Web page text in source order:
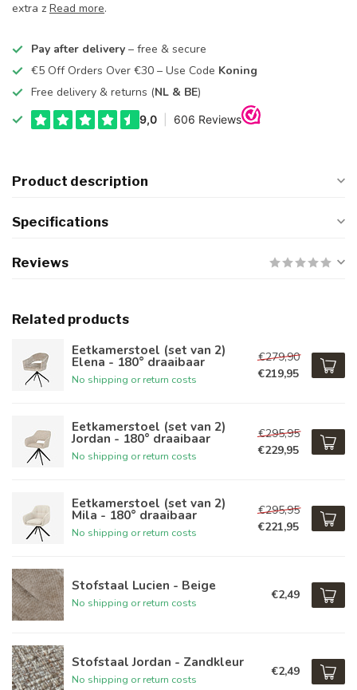
extra z Read more.
Pay after delivery – free & secure
€5 Off Orders Over €30 – Use Code Koning
Free delivery & returns (NL & BE)
Product description
Specifications
Reviews
Related products
Eetkamerstoel (set van 2)
Elena - 180° draaibaar
No shipping or return costs
€279,90
€219,95
Eetkamerstoel (set van 2)
Jordan - 180° draaibaar
No shipping or return costs
€295,95
€229,95
Eetkamerstoel (set van 2)
Mila - 180° draaibaar
No shipping or return costs
€295,95
€221,95
Stofstaal Lucien - Beige
No shipping or return costs
€2,49
Stofstaal Jordan - Zandkleur
No shipping or return costs
€2,49